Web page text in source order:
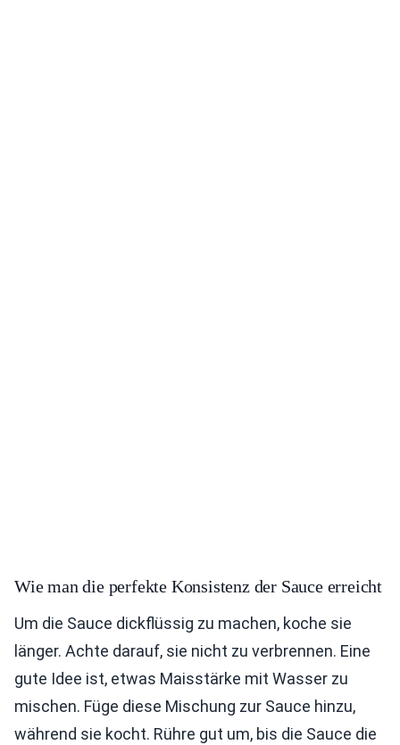
Wie man die perfekte Konsistenz der Sauce erreicht
Um die Sauce dickflüssig zu machen, koche sie
länger. Achte darauf, sie nicht zu verbrennen. Eine
gute Idee ist, etwas Maisstärke mit Wasser zu
mischen. Füge diese Mischung zur Sauce hinzu,
während sie kocht. Rühre gut um, bis die Sauce die